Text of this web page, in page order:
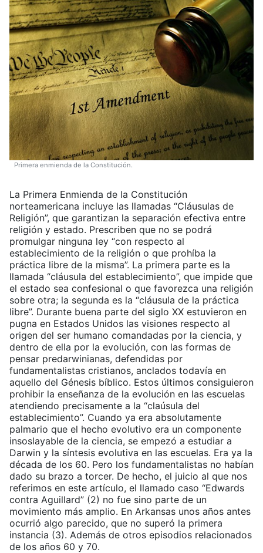
Primera enmienda de la Constitución.
La Primera Enmienda de la Constitución
norteamericana incluye las llamadas “Cláusulas de
Religión”, que garantizan la separación efectiva entre
religión y estado. Prescriben que no se podrá
promulgar ninguna ley “con respecto al
establecimiento de la religión o que prohíba la
práctica libre de la misma”. La primera parte es la
llamada “cláusula del establecimiento”, que impide que
el estado sea confesional o que favorezca una religión
sobre otra; la segunda es la “cláusula de la práctica
libre”. Durante buena parte del siglo XX estuvieron en
pugna en Estados Unidos las visiones respecto al
origen del ser humano comandadas por la ciencia, y
dentro de ella por la evolución, con las formas de
pensar predarwinianas, defendidas por
fundamentalistas cristianos, anclados todavía en
aquello del Génesis bíblico. Estos últimos consiguieron
prohibir la enseñanza de la evolución en las escuelas
atendiendo precisamente a la “claúsula del
establecimiento”. Cuando ya era absolutamente
palmario que el hecho evolutivo era un componente
insoslayable de la ciencia, se empezó a estudiar a
Darwin y la síntesis evolutiva en las escuelas. Era ya la
década de los 60. Pero los fundamentalistas no habían
dado su brazo a torcer. De hecho, el juicio al que nos
referimos en este artículo, el llamado caso “Edwards
contra Aguillard” (2) no fue sino parte de un
movimiento más amplio. En Arkansas unos años antes
ocurrió algo parecido, que no superó la primera
instancia (3). Además de otros episodios relacionados
de los años 60 y 70.